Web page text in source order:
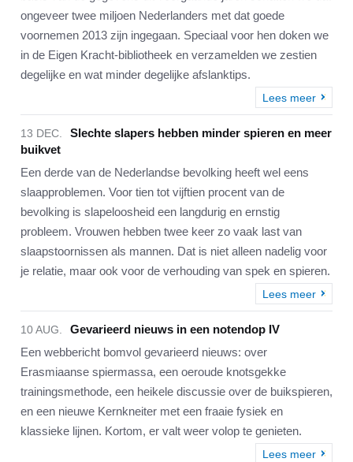
ongeveer twee miljoen Nederlanders met dat goede
voornemen 2013 zijn ingegaan. Speciaal voor hen doken we
in de Eigen Kracht-bibliotheek en verzamelden we zestien
degelijke en wat minder degelijke afslanktips.
Lees meer
13 DEC.
Slechte slapers hebben minder spieren en meer
buikvet
Een derde van de Nederlandse bevolking heeft wel eens
slaapproblemen. Voor tien tot vijftien procent van de
bevolking is slapeloosheid een langdurig en ernstig
probleem. Vrouwen hebben twee keer zo vaak last van
slaapstoornissen als mannen. Dat is niet alleen nadelig voor
je relatie, maar ook voor de verhouding van spek en spieren.
Lees meer
10 AUG.
Gevarieerd nieuws in een notendop IV
Een webbericht bomvol gevarieerd nieuws: over
Erasmiaanse spiermassa, een oeroude knotsgekke
trainingsmethode, een heikele discussie over de buikspieren,
en een nieuwe Kernkneiter met een fraaie fysiek en
klassieke lijnen. Kortom, er valt weer volop te genieten.
Lees meer